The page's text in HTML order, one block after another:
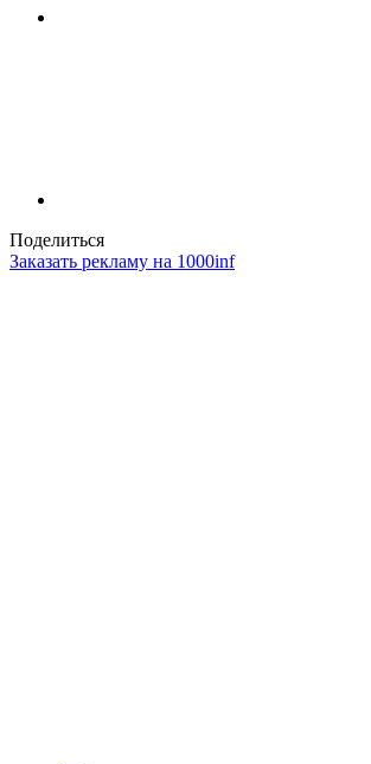
Поделиться
Заказать рекламу на 1000inf